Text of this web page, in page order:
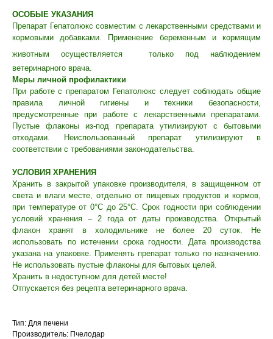
ОСОБЫЕ УКАЗАНИЯ
Препарат Гепатолюкс совместим с лекарственными средствами и
кормовыми добавками. Применение беременным и кормящим
животным осуществляется
только под наблюдением
ветеринарного врача.
Меры личной профилактики
При работе с препаратом Гепатолюкс следует соблюдать общие
правила личной гигиены и техники безопасности,
предусмотренные при работе с лекарственными препаратами.
Пустые флаконы из-под препарата утилизируют с бытовыми
отходами. Неиспользованный препарат утилизируют в
соответствии с требованиями законодательства.
УСЛОВИЯ ХРАНЕНИЯ
Хранить в закрытой упаковке производителя, в защищенном от
света и влаги месте, отдельно от пищевых продуктов и кормов,
при температуре от 0°С до 25°С. Срок годности при соблюдении
условий хранения – 2 года от даты производства. Открытый
флакон хранят в холодильнике не более 20 суток. Не
использовать по истечении срока годности. Дата производства
указана на упаковке. Применять препарат только по назначению.
Не использовать пустые флаконы для бытовых целей.
Хранить в недоступном для детей месте!
Отпускается без рецепта ветеринарного врача.
Тип: Для печени
Производитель: Пчелодар